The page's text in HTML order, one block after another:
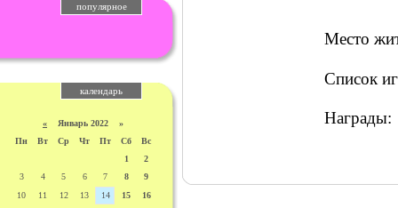
популярное
календарь
« Январь 2022 »
Пн
Вт Ср Чт Пт Сб
Вс
1
2
3
4 5 6 7 8
9
10
11 12 13 14 15
16
Место
Список
Награды: